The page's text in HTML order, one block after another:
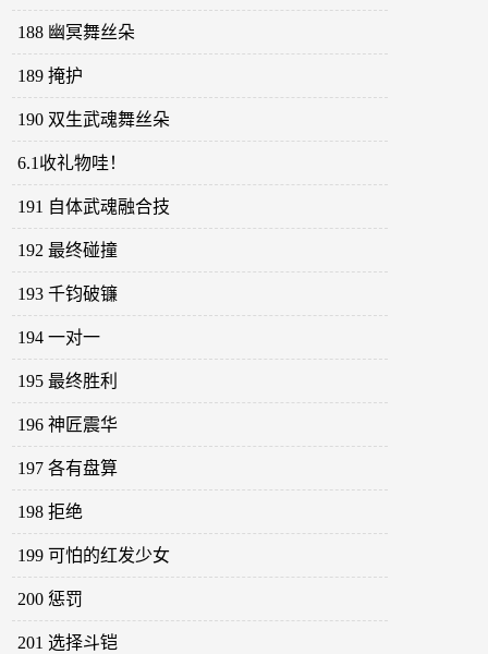
188 幽冥舞丝朵
189 掩护
190 双生武魂舞丝朵
6.1收礼物哇！
191 自体武魂融合技
192 最终碰撞
193 千钧破镰
194 一对一
195 最终胜利
196 神匠震华
197 各有盘算
198 拒绝
199 可怕的红发少女
200 惩罚
201 选择斗铠